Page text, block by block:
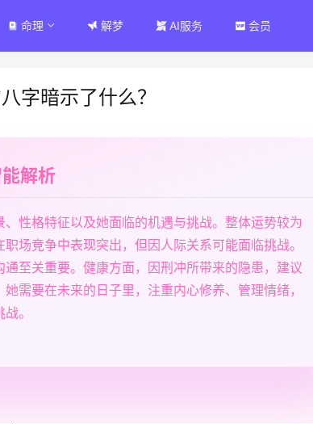
命理 解梦 AI服务 会员
字暗示了什么？
解析
性格特征以及她面临的机遇与挑战。整体运势较为
场竞争中表现突出，但因人际关系可能面临挑战。
至关重要。健康方面，因刑冲所带来的隐患，建议
需要在未来的日子里，注重内心修养、管理情绪，
。